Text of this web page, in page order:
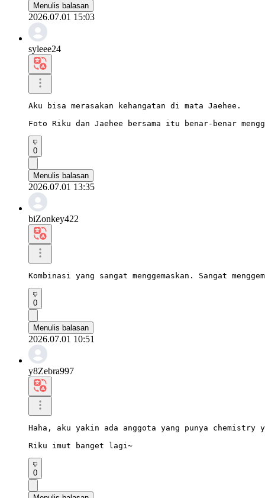
Menulis balasan
2026.07.01 15:03
syleee24
Aku bisa merasakan kehangatan di mata Jaehee.
Foto Riku dan Jaehee bersama itu benar-benar
0
Menulis balasan
2026.07.01 13:35
biZonkey422
Kombinasi yang sangat menggemaskan. Sangat
0
Menulis balasan
2026.07.01 10:51
y8Zebra997
Haha, aku yakin ada anggota yang punya chemistry
Riku imut banget lagi~
0